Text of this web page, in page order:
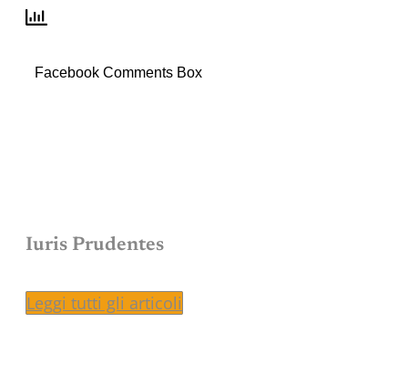
Facebook Comments Box
Iuris Prudentes
Leggi tutti gli articoli